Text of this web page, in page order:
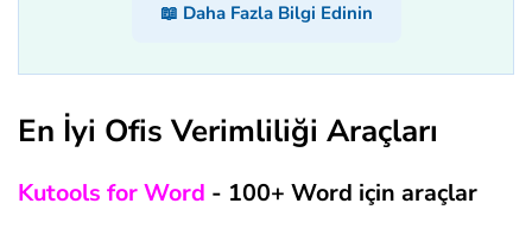
📖 Daha Fazla Bilgi Edinin
En İyi Ofis Verimliliği Araçları
Kutools for Word - 100+ Word için araçlar